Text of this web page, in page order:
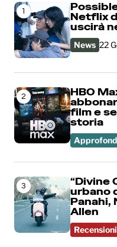
1
Netflix
uscirà
News 22
2
HBO
film e
storia
3
“Divine
urbano
Panahi,
Allen
Recensioni